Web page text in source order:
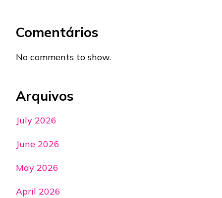
Comentários
No comments to show.
Arquivos
July 2026
June 2026
May 2026
April 2026